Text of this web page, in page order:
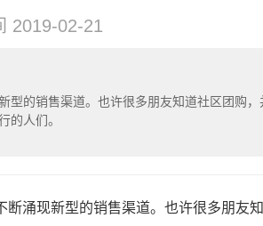
2019-02-21
型的销售渠道。也许很多朋友知道社区团购，
的人们。
涌现新型的销售渠道。也许很多朋友